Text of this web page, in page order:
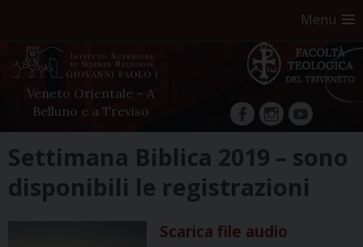
Menu
Veneto Orientale – A
Belluno e a Treviso
facebookInstagram
YouTube
to
content
Settimana Biblica 2019 – sono
disponibili le registrazioni
Scarica file audio